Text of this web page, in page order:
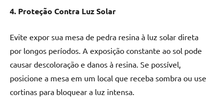
4. Proteção Contra Luz Solar
Evite expor sua mesa de pedra resina à luz solar direta
por longos períodos. A exposição constante ao sol pode
causar descoloração e danos à resina. Se possível,
posicione a mesa em um local que receba sombra ou use
cortinas para bloquear a luz intensa.